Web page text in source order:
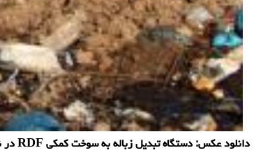
دانلود عکس: دستگاه تبدیل زباله به سوخت کمکی RDF در نیروگاه زباله سوز نوشهر که ازطریق یک شرکت دانش بنیان ساخته شد به بهره برداری رسید.